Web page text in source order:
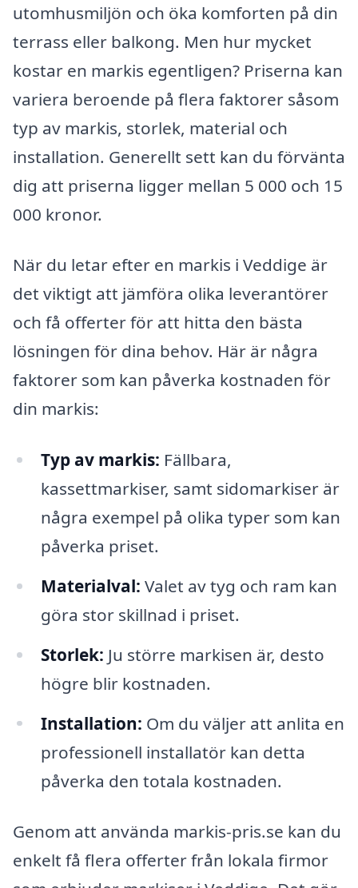
utomhusmiljön och öka komforten på din
terrass eller balkong. Men hur mycket
kostar en markis egentligen? Priserna kan
variera beroende på flera faktorer såsom
typ av markis, storlek, material och
installation. Generellt sett kan du förvänta
dig att priserna ligger mellan 5 000 och 15
000 kronor.
När du letar efter en markis i Veddige är
det viktigt att jämföra olika leverantörer
och få offerter för att hitta den bästa
lösningen för dina behov. Här är några
faktorer som kan påverka kostnaden för
din markis:
Typ av markis: Fällbara,
kassettmarkiser, samt sidomarkiser är
några exempel på olika typer som kan
påverka priset.
Materialval: Valet av tyg och ram kan
göra stor skillnad i priset.
Storlek: Ju större markisen är, desto
högre blir kostnaden.
Installation: Om du väljer att anlita en
professionell installatör kan detta
påverka den totala kostnaden.
Genom att använda markis-pris.se kan du
enkelt få flera offerter från lokala firmor